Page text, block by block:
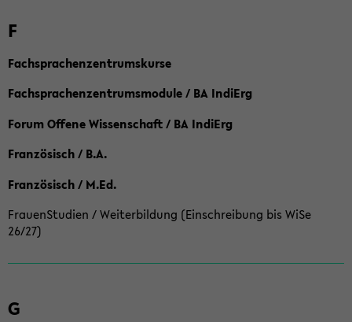
F
Fachsprachenzentrumskurse
Fachsprachenzentrumsmodule / BA IndiErg
Forum Offene Wissenschaft / BA IndiErg
Französisch / B.A.
Französisch / M.Ed.
FrauenStudien / Weiterbildung (Einschreibung bis WiSe
26/27)
G